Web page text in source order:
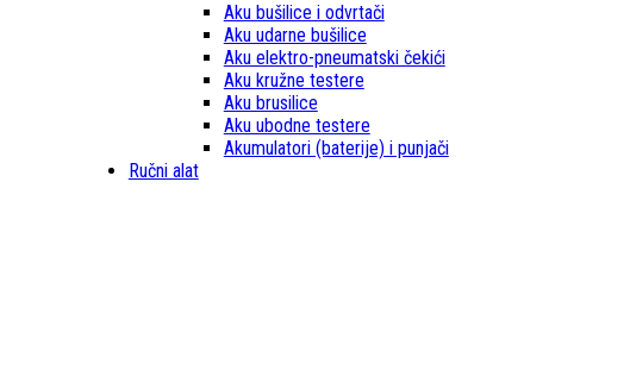
Aku bušilice i odvrtači
Aku udarne bušilice
Aku elektro-pneumatski čekići
Aku kružne testere
Aku brusilice
Aku ubodne testere
Akumulatori (baterije) i punjači
Ručni alat